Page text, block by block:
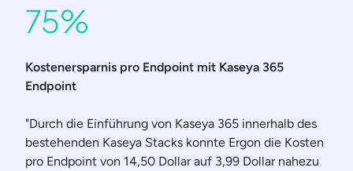
75%
Kostenersparnis pro Endpoint mit Kaseya 365
Endpoint
"Durch die Einführung von Kaseya 365 innerhalb des
bestehenden Kaseya Stacks konnte Ergon die Kosten
pro Endpoint von 14,50 Dollar auf 3,99 Dollar nahezu